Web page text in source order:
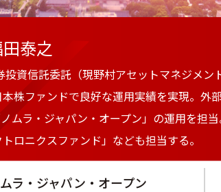
泰之
投資信託委託（現野村アセットマネジメ
株ファンドで良好な運用実績を実現。外
ムラ・ジャパン・オープン」の運用を担
ロニクスファンド」なども担当する。
ラ・ジャパン・ オープン